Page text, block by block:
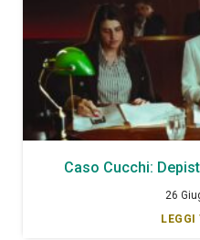
Caso Cucchi:
26
LEGGI